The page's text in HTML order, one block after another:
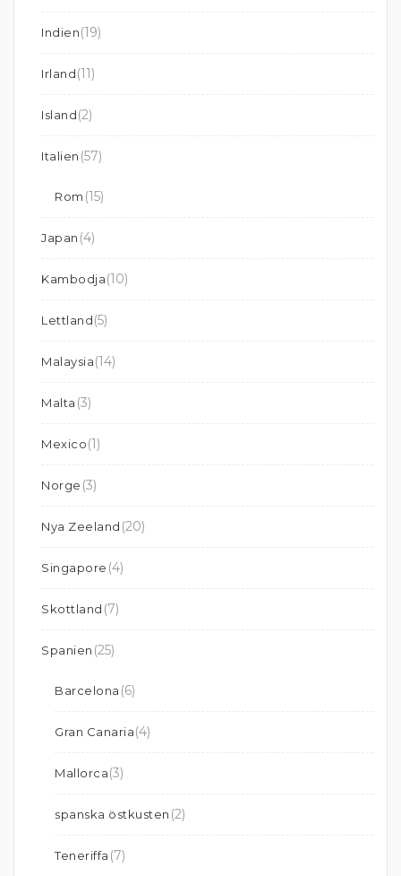
Indien(19)
Irland(11)
Island(2)
Italien (57)
Rom (15)
Japan (4)
Kambodja(10)
Lettland(5)
Malaysia(14)
Malta (3)
Mexico(1)
Norge (3)
Nya Zeeland (20)
Singapore (4)
Skottland (7)
Spanien (25)
Barcelona (6)
Gran Canaria(4)
Mallorca(3)
spanska östkusten (2)
Teneriffa (7)